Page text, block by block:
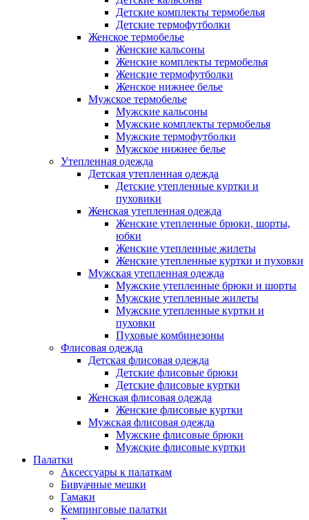
Детские комплекты термобелья
Детские термофутболки
Женское термобелье
Женские кальсоны
Женские комплекты термобелья
Женские термофутболки
Женское нижнее белье
Мужское термобелье
Мужские кальсоны
Мужские комплекты термобелья
Мужские термофутболки
Мужское нижнее белье
Утепленная одежда
Детская утепленная одежда
Детские утепленные куртки и
пуховики
Женская утепленная одежда
Женские утепленные брюки, шорты,
юбки
Женские утепленные жилеты
Женские утепленные куртки и пуховки
Мужская утепленная одежда
Мужские утепленные брюки и шорты
Мужские утепленные жилеты
Мужские утепленные куртки и
пуховки
Пуховые комбинезоны
Флисовая одежда
Детская флисовая одежда
Детские флисовые брюки
Детские флисовые куртки
Женская флисовая одежда
Женские флисовые куртки
Мужская флисовая одежда
Мужские флисовые брюки
Мужские флисовые куртки
Палатки
Аксессуары к палаткам
Бивуачные мешки
Гамаки
Кемпинговые палатки